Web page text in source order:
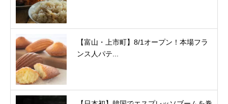
【富山・上市町】8/1オープン！本場フラ
ンス人パテ...